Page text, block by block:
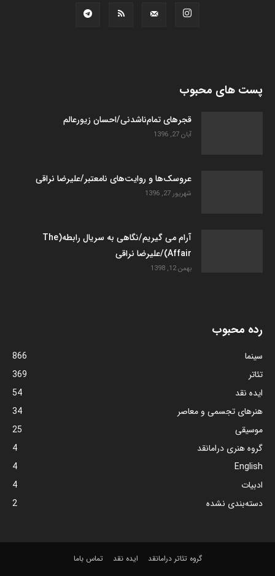
پست های محبوب
قجرهای تمام‌ناشدنی/احسان زیورعالم
آبان 27, 1396
عروسک­‌ها و روایت­‌های نامعتبر/علیرضا نراقی
شهریور 27, 1396
آرام می گیریم/نگاهی به سریال رابطه(The
Affair)/علیرضا نراقی
بهمن 12, 1398
رده محبوب
سینما
866
تئاتر
369
ایده نقد
54
هنرهای تجسمی و معاصر
34
موسیقی
25
گروه هنری درامانقد
4
English
4
ادبیات
4
دسته‌بندی نشده
2
گروه تئاتر درامانقد ایده نقد تماس باما